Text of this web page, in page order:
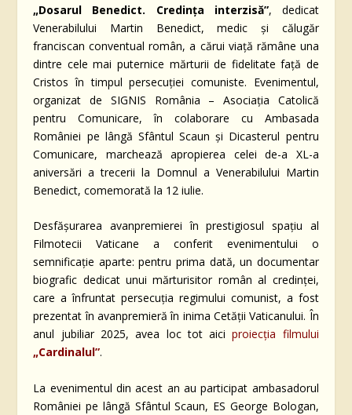
„Dosarul Benedict. Credința interzisă”, dedicat
Venerabilului Martin Benedict, medic și călugăr
franciscan conventual român, a cărui viață rămâne una
dintre cele mai puternice mărturii de fidelitate față de
Cristos în timpul persecuției comuniste. Evenimentul,
organizat de SIGNIS România – Asociația Catolică
pentru Comunicare, în colaborare cu Ambasada
României pe lângă Sfântul Scaun și Dicasterul pentru
Comunicare, marchează apropierea celei de-a XL-a
aniversări a trecerii la Domnul a Venerabilului Martin
Benedict, comemorată la 12 iulie.
Desfășurarea avanpremierei în prestigiosul spațiu al
Filmotecii Vaticane a conferit evenimentului o
semnificație aparte: pentru prima dată, un documentar
biografic dedicat unui mărturisitor român al credinței,
care a înfruntat persecuția regimului comunist, a fost
prezentat în avanpremieră în inima Cetății Vaticanului. În
anul jubiliar 2025, avea loc tot aiciproiecția filmului
„Cardinalul”.
La evenimentul din acest an au participat ambasadorul
României pe lângă Sfântul Scaun, ES George Bologan,